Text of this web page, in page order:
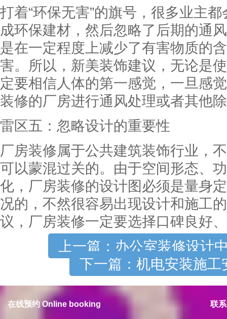
打着“环保无害”的旗号，很多业主
成环保建材，然后忽略了后期的通
是在一定程度上减少了有害物质的
害。所以，新美装饰建议，无论是
定要相信人体的第一感觉，一旦感
装修的厂房进行通风处理或者其他
雷区五：忽略设计的重要性
厂房装修属于公共建筑装饰行业，
可以蒙混过关的。由于空间形态、
化，厂房装修的设计图必须是量身
况的，不然很容易出现设计和施工
议，厂房装修一定要选择口碑良好
上一篇：办公室装修设计
下一篇：机电安装施工
在线预约 Online booking 联